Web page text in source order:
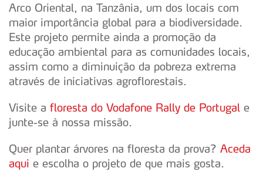
Arco Oriental, na Tanzânia, um dos locais com
maior importância global para a biodiversidade.
Este projeto permite ainda a promoção da
educação ambiental para as comunidades locais,
assim como a diminuição da pobreza extrema
através de iniciativas agroflorestais.
Visite a floresta do Vodafone Rally de Portugal e
junte-se à nossa missão.
Quer plantar árvores na floresta da prova? Aceda
aqui e escolha o projeto de que mais gosta.